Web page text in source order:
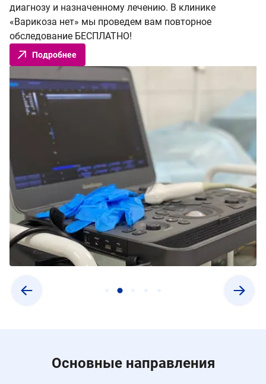
диагнозу и назначенному лечению. В клинике
«Варикоза нет» мы проведем вам повторное
обследование БЕСПЛАТНО!
Подробнее
Основные направления